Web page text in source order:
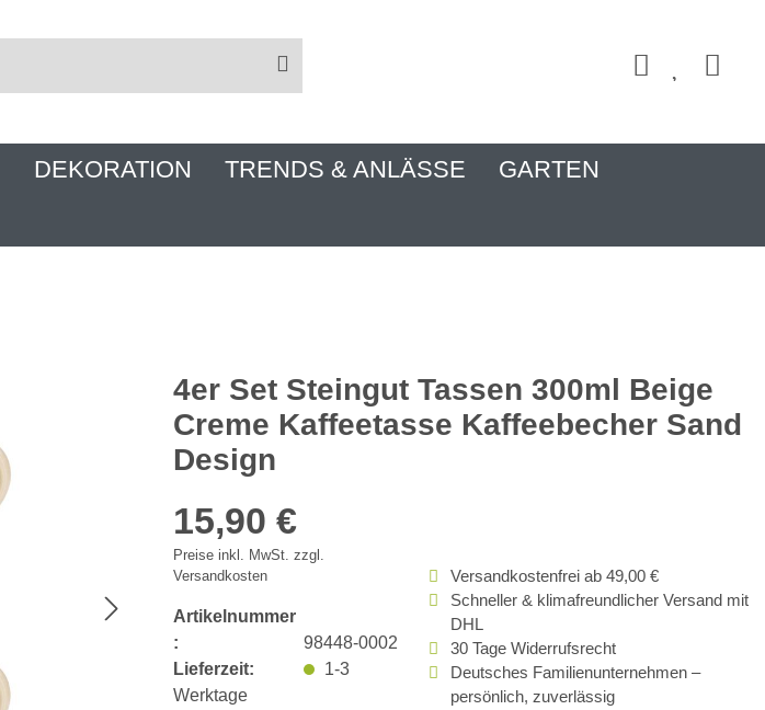
DEKORATION TRENDS & ANLÄSSE
GARTEN
4er Set Steingut Tassen 300ml Beige
Creme Kaffeetasse Kaffeebecher Sand
Design
15,90 €
Preise inkl. MwSt. zzgl.
Versandkosten
Artikelnummer
:
98448-0002
Lieferzeit:
1-3
Werktage
Versandkostenfrei ab 49,00 €
Schneller & klimafreundlicher Versand mit
DHL
30 Tage Widerrufsrecht
Deutsches Familienunternehmen –
persönlich, zuverlässig